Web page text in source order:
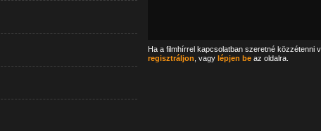
Ha a filmhírrel kapcsolatban szeretné közzétenni
regisztráljon , vagy lépjen beaz oldalra.